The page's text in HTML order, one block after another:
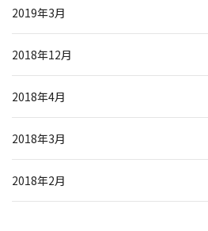
2019年3月
2018年12月
2018年4月
2018年3月
2018年2月